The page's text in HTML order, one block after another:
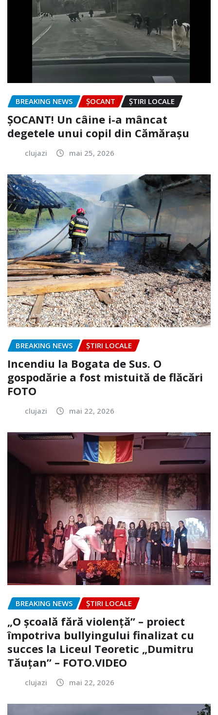
BREAKING NEWS ȘOCANT ȘTIRI LOCALE
ȘOCANT! Un câine i-a mâncat
degetele unui copil din Cămărașu
clujazi mai 25, 2026
BREAKING NEWS ȘTIRI LOCALE
Incendiu la Bogata de Sus. O
gospodărie a fost mistuită de flăcări
FOTO
clujazi mai 22, 2026
BREAKING NEWS ȘTIRI LOCALE
„O școală fără violență” – proiect
împotriva bullyingului finalizat cu
succes la Liceul Teoretic „Dumitru
Tăuțan” – FOTO.VIDEO
clujazi mai 22, 2026